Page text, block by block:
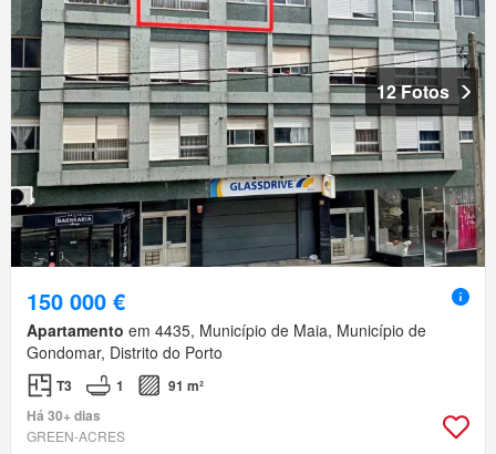
12 Fotos
150 000 €
Apartamento em 4435, Município de Maia, Município de
Gondomar, Distrito do Porto
T3 1
91 m²
Há 30+ dias
GREEN-ACRES